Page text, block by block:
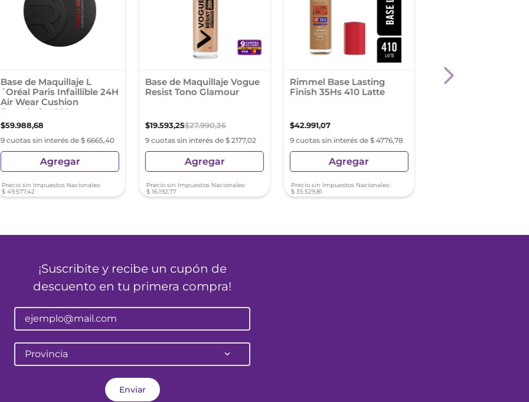
Base de Maquillaje L
´Oréal Paris Infaillible 24H
Air Wear Cushion
Foundation 120
$59.988,68
9 cuotas sin interés de $ 6665,40
Agregar
Precio sin Impuestos Nacionales:
$ 49.577,42
Base de Maquillaje Vogue
Resist Tono Glamour
$19.593,25$27.990,36
9 cuotas sin interés de $ 2177,02
Agregar
Precio sin Impuestos Nacionales:
$ 16.192,77
Rimmel Base Lasting
Finish 35Hs 410 Latte
$42.991,07
9 cuotas sin interés de $ 4776,78
Agregar
Precio sin Impuestos Nacionales:
$ 35.529,81
Base de Maquillaje
¡Suscribite y recibe un cupón de
descuento en tu primera compra!
Provincia
Enviar